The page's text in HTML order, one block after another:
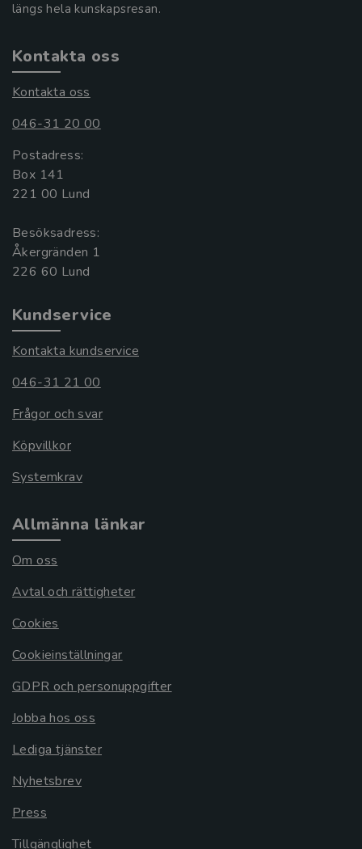
längs hela kunskapsresan.
Kontakta oss
Kontakta oss
046-31 20 00
Postadress:
Box 141
221 00 Lund
Besöksadress:
Åkergränden 1
Kundservice
Kontakta kundservice
046-31 21 00
Frågor och svar
Köpvillkor
Systemkrav
Allmänna länkar
Om oss
Avtal och rättigheter
Cookies
Cookieinställningar
GDPR och personuppgifter
Jobba hos oss
Lediga tjänster
Nyhetsbrev
Press
Tillgänglighet